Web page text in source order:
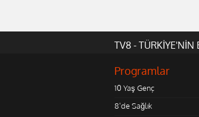
TV8 - TÜRKİYE'NİN
Programlar
10 Yaş Genç
8'de Sağlık